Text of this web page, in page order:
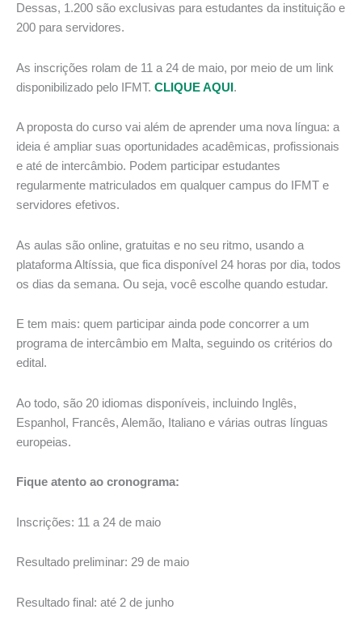
Dessas, 1.200 são exclusivas para estudantes da instituição e
200 para servidores.
As inscrições rolam de 11 a 24 de maio, por meio de um link
disponibilizado pelo IFMT. CLIQUE AQUI .
A proposta do curso vai além de aprender uma nova língua: a
ideia é ampliar suas oportunidades acadêmicas, profissionais
e até de intercâmbio. Podem participar estudantes
regularmente matriculados em qualquer campus do IFMT e
servidores efetivos.
As aulas são online, gratuitas e no seu ritmo, usando a
plataforma Altíssia, que fica disponível 24 horas por dia, todos
os dias da semana. Ou seja, você escolhe quando estudar.
E tem mais: quem participar ainda pode concorrer a um
programa de intercâmbio em Malta, seguindo os critérios do
edital.
Ao todo, são 20 idiomas disponíveis, incluindo Inglês,
Espanhol, Francês, Alemão, Italiano e várias outras línguas
europeias.
Fique atento ao cronograma:
Inscrições: 11 a 24 de maio
Resultado preliminar: 29 de maio
Resultado final: até 2 de junho